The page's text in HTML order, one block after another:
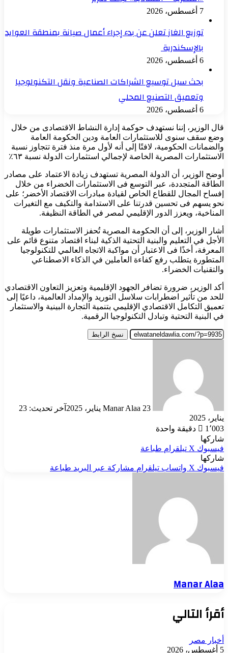
7 أغسطس، 2026
توزيع الغاز تعلن عن بدء إجراء أعمال صيانة بمنطقة العوايد
بالإسكندرية
6 أغسطس، 2026
بحث سبل توسيع الشراكات الصناعية ونقل التكنولوجيا
وتعميق التصنيع المحلي
6 أغسطس، 2026
قال الوزير، إننا نستهدف حوكمة إدارة النشاط الاقتصادى من خلال
وضع سقف سنوى للاستثمارات العامة ودين الحكومة العامة
والضمانات الحكومية، لافتًا إلى أنه لأول مرة منذ فترة تتجاوز نسبة
الاستثمارات المصرية الخاصة لإجمالي استثمارات الدولة نسبة ٦٣٪
أوضح الوزير، أن الدولة المصرية تستهدف زيادة الاعتماد على مصادر
الطاقة المتجددة، عبر التوسع فى الاستثمارات الخضراء من خلال
إفساح المجال للقطاع الخاص لقيادة مبادرات الاقتصاد الأخضر؛ على
نحو يسهم فى تحسين قدرتنا على الاستدامة والتكيف مع التغيرات
المناخية، ويعزز الدور الإقليمي لمصر في الطاقة النظيفة.
أشار الوزير، إلى أن الحكومة المصرية تُحفز الاستثمارات طويلة
الأجل في التعليم والبنية التحتية الذكية لبناء اقتصاد متنوع قائم على
المعرفة، أخذًا فى الاعتبار أن مواكبة الاتجاه العالمي للتكنولوجيا
المتطورة يتطلب رفع كفاءة العاملين في الذكاء الاصطناعي
والتقنيات الخضراء.
أكد الوزير، ضرورة تضافر الجهود الإقليمية وتعزيز التعاون الاقتصادي
للحد من تأثير اضطرابات سلاسل التوريد والإمداد العالمية، داعيًا إلى
تعميق التكامل الاقتصادي الإقليمي بتنمية التجارة البينية والاستثمار
في البنية التحتية وتبادل التكنولوجيا الرقمية.
نسخ الرابط
Manar Alaa 23 يناير، 2025
آخر تحديث: 23
يناير، 2025
1٬003
دقيقة واحدة
شاركها
فيسبوك ‫X تيلقرام طباعة
شاركها
فيسبوك ‫X واتساب تيلقرام مشاركة عبر البريد طباعة
Manar Alaa
أقرأ التالي
أخبار مصر
5 أغسطس، 2026